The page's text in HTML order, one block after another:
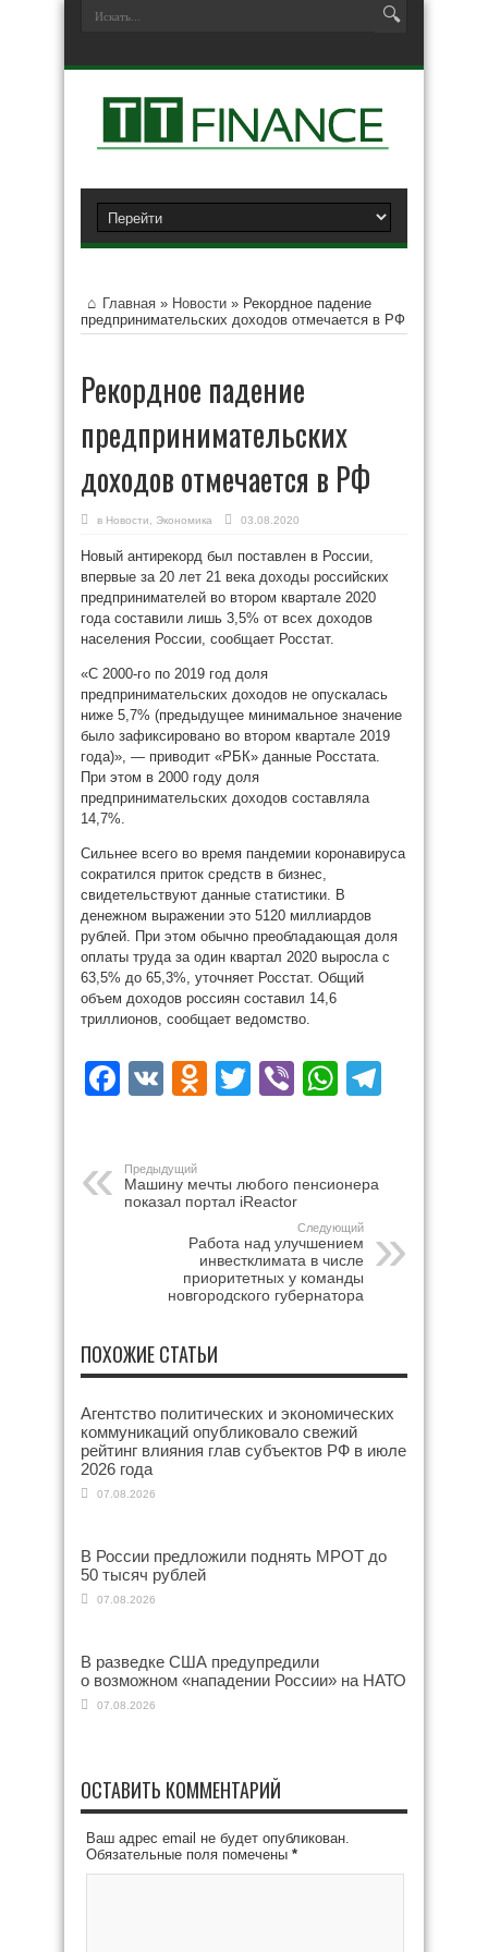
Главная » Новости » Рекордное падение
предпринимательских доходов отмечается в РФ
Рекордное падение
предпринимательских
доходов отмечается в РФ
в Новости Экономика 03.08.2020
Новый антирекорд был поставлен в России,
впервые за 20 лет 21 века доходы российских
предпринимателей во втором квартале 2020
года составили лишь 3,5% от всех доходов
населения России, сообщает Росстат.
«С 2000-го по 2019 год доля
предпринимательских доходов не опускалась
ниже 5,7% (предыдущее минимальное значение
было зафиксировано во втором квартале 2019
года)», — приводит «РБК» данные Росстата.
При этом в 2000 году доля
предпринимательских доходов составляла
14,7%.
Сильнее всего во время пандемии коронавируса
сократился приток средств в бизнес,
свидетельствуют данные статистики. В
денежном выражении это 5120 миллиардов
рублей. При этом обычно преобладающая доля
оплаты труда за один квартал 2020 выросла с
63,5% до 65,3%, уточняет Росстат. Общий
объем доходов россиян составил 14,6
триллионов, сообщает ведомство.
Facebook
VK Odnoklassniki
Twitter
Viber
Предыдущий
Машину мечты любого пенсионера
показал портал iReactor
Следующий
Работа над улучшением
инвестклимата в числе
приоритетных у команды
новгородского губернатора
ПОХОЖИЕ СТАТЬИ
Агентство политических и экономических
коммуникаций опубликовало свежий
рейтинг влияния глав субъектов РФ в июле
2026 года
07.08.2026
В России предложили поднять МРОТ до
50 тысяч рублей
07.08.2026
В разведке США предупредили
о возможном «нападении России» на НАТО
07.08.2026
ОСТАВИТЬ КОММЕНТАРИЙ
Ваш адрес email не будет опубликован.
Обязательные поля помечены *